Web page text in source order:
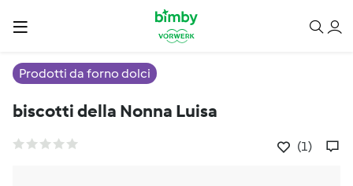
Prodotti da forno dolci
biscotti della Nonna Luisa
(1)